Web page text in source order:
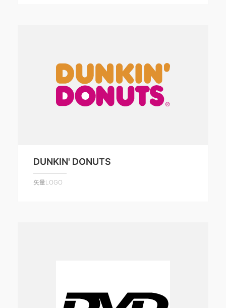
DUNKIN' DONUTS
矢量LOGO